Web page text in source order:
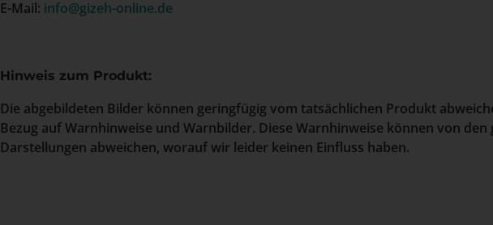
E-Mail: info@gizeh-online.de
Hinweis zum Produkt:
Die abgebildeten Bilder können geringfügig vom tatsächlichen Produkt
Bezug auf Warnhinweise und Warnbilder. Diese Warnhinweise können von den
Darstellungen abweichen, worauf wir leider keinen Einfluss haben.